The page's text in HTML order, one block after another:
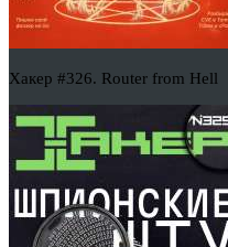
Хакер #326. Router from Hell